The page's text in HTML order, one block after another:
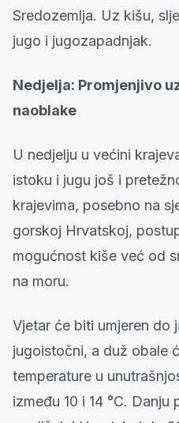
Sredozemlja. Uz kišu,
jugo i jugozapadnjak.
Nedjelja: Promjenjivo
naoblake
U nedjelju u većini
istoku i jugu još i
krajevima, posebno na
gorskoj Hrvatskoj,
mogućnost kiše već od
na moru.
Vjetar će biti umjeren do
jugoistočni, a duž obale
temperature u
između 10 i 14 °C.